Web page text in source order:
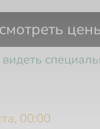
Бедра
00:00